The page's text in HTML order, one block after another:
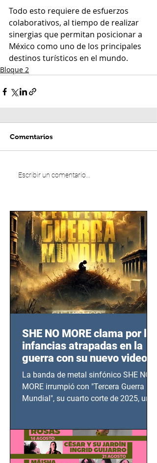
Todo esto requiere de esfuerzos
colaborativos, al tiempo de realizar
sinergias que permitan posicionar a
México como uno de los principales
destinos turísticos en el mundo.
Bloque 2
Comentarios
Escribir un comentario...
SHE NO MORE clama por las
infancias atrapadas en la
guerra con su nuevo video
TERCERA GUERRA
MUNDIAL
La banda de metal sinfónico SHE NO
MORE irrumpió con "Tercera Guerra
Mundial", su cuarto corte de 2025, un
bélicos.